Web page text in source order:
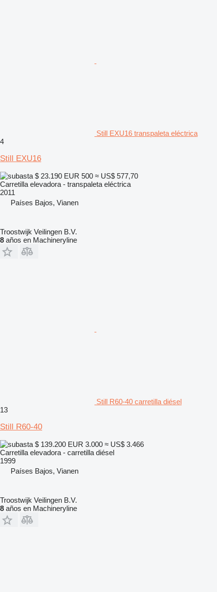
Still EXU16 transpaleta eléctrica
4
Still EXU16
$ 23.190 EUR 500 ≈ US$ 577,70
Carretilla elevadora - transpaleta eléctrica
2011
Países Bajos, Vianen
Troostwijk Veilingen B.V.
8 años en Machineryline
Still R60-40 carretilla diésel
13
Still R60-40
$ 139.200 EUR 3.000 ≈ US$ 3.466
Carretilla elevadora - carretilla diésel
1999
Países Bajos, Vianen
Troostwijk Veilingen B.V.
8 años en Machineryline